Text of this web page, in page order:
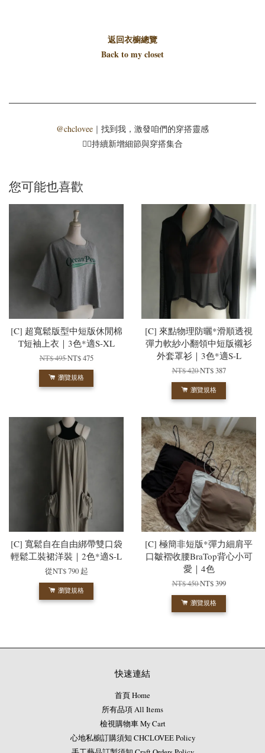
返回衣櫥總覽
Back to my closet
@chclovee ｜找到我，激發咱們的穿搭靈感
☝🏻持續新增細節與穿搭集合
您可能也喜歡
[C] 超寬鬆版型中短版休閒棉
T短袖上衣｜3色*適S-XL
NT$ 495NT$ 475
瀏覽規格
[C] 來點物理防曬*滑順透視
彈力軟紗小翻領中短版襯衫
外套罩衫｜3色*適S-L
NT$ 420NT$ 387
瀏覽規格
[C] 寬鬆自在自由綁帶雙口袋
輕鬆工裝裙洋裝｜2色*適S-L
從NT$ 790 起
瀏覽規格
[C] 極簡非短版*彈力細肩平
口皺褶收腰BraTop背心小可
愛｜4色
NT$ 450NT$ 399
瀏覽規格
快速連結
首頁 Home
所有品項 All Items
檢視購物車 My Cart
心地私櫥訂購須知 CHCLOVEE Policy